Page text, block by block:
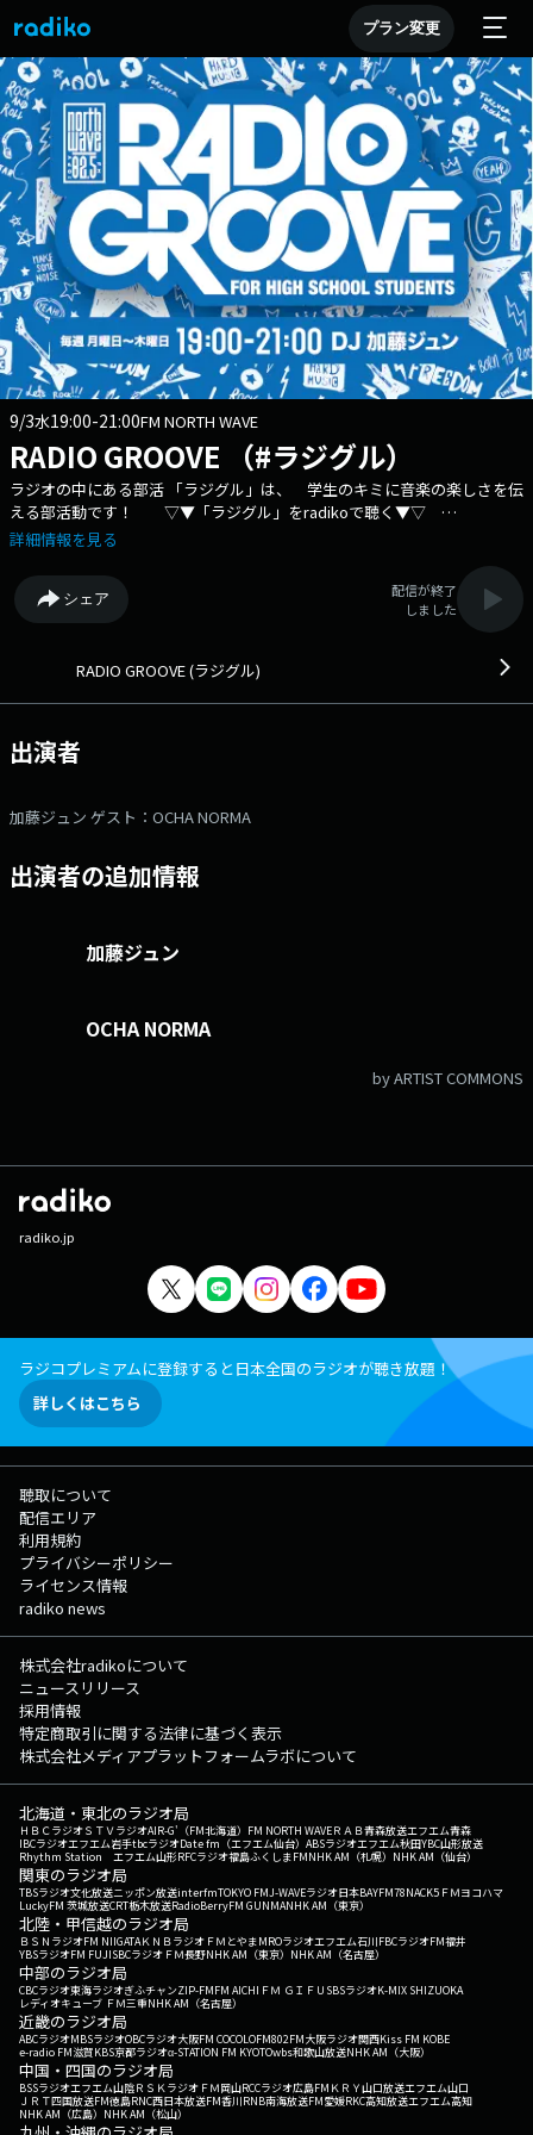
プラン変更
9/3水19:00-21:00FM NORTH WAVE
RADIO GROOVE （#ラジグル）
ラジオの中にある部活 「ラジグル」は、 学生のキミに音楽の楽しさを伝
える部活動です！ ▽▼「ラジグル」をradikoで聴く▼▽
https://radiko.jp/mobile/r_seasons/10003411 ▼▽メッセージは、番
は「先輩ゲスト」からのメッセージを紹介！ 今日、部員のみんなにメッ
セージをくれたのは、アイドルグループ 「OCHA NORMA」の「広本 瑠
璃」さんと「筒井 澪心」さんです！ どんなメッセージをくれたのか！？
ピックアップして紹介！ 19:30～「 ゲストコーナー 」 アーティスト
詳細情報を見る
シェア
配信が終了
しました
RADIO GROOVE (ラジグル)
出演者
加藤ジュン ゲスト：OCHA NORMA
出演者の追加情報
加藤ジュン
OCHA NORMA
by ARTIST COMMONS
radiko.jp
ラジコプレミアムに登録すると日本全国のラジオが聴き放題！
詳しくはこちら
聴取について
配信エリア
利用規約
プライバシーポリシー
ライセンス情報
radiko news
株式会社radikoについて
ニュースリリース
採用情報
特定商取引に関する法律に基づく表示
株式会社メディアプラットフォームラボについて
北海道・東北のラジオ局
ＨＢＣラジオＳＴＶラジオAIR-G'（FM北海道） FM NORTH WAVEＲＡＢ青森放送エフエム青森
IBCラジオエフエム岩手tbcラジオDate fm（エフエム仙台） ABSラジオエフエム秋田YBC山形放送
Rhythm Station エフエム山形RFCラジオ福島ふくしまFMNHK AM（札幌） NHK AM（仙台）
関東のラジオ局
TBSラジオ文化放送ニッポン放送interfmTOKYO FMJ-WAVEラジオ日本BAYFM78NACK5 ＦＭヨコハマ
LuckyFM 茨城放送CRT栃木放送RadioBerryFM GUNMANHK AM（東京）
北陸・甲信越のラジオ局
ＢＳＮラジオFM NIIGATAＫＮＢラジオ ＦＭとやまMROラジオエフエム石川FBCラジオFM福井
YBSラジオFM FUJISBCラジオ ＦＭ長野NHK AM（東京） NHK AM（名古屋）
中部のラジオ局
CBCラジオ東海ラジオぎふチャンZIP-FMFM AICHI ＦＭ ＧＩＦＵ SBSラジオK-MIX SHIZUOKA
レディオキューブ ＦＭ三重NHK AM（名古屋）
近畿のラジオ局
ABCラジオMBSラジオOBCラジオ大阪FM COCOLOFM802FM大阪ラジオ関西Kiss FM KOBE
e-radio FM滋賀KBS京都ラジオα-STATION FM KYOTOwbs和歌山放送NHK AM（大阪）
中国・四国のラジオ局
BSSラジオエフエム山陰ＲＳＫラジオ ＦＭ岡山RCCラジオ広島FM ＫＲＹ山口放送エフエム山口
ＪＲＴ四国放送FM徳島RNC西日本放送FM香川RNB南海放送FM愛媛RKC高知放送エフエム高知
NHK AM（広島） NHK AM（松山）